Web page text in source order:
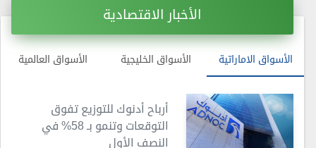
الأخبار الاقتصادية
الأسواق الاماراتية الأسواق الخليجية الأسواق العالمية
أرباح أدنوك للتوزيع تفوق
التوقعات وتنمو بـ 58% في
النصف الأول